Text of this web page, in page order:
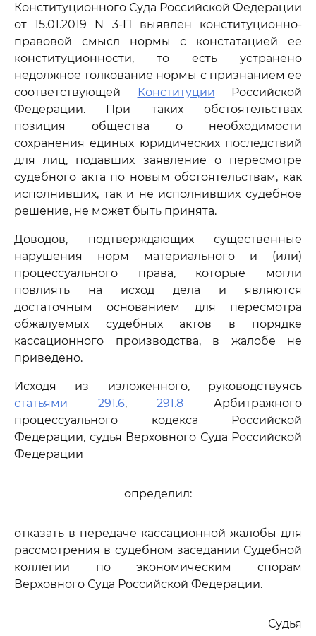
Конституционного Суда Российской Федерации
от 15.01.2019 N 3-П выявлен конституционно-
правовой смысл нормы с констатацией ее
конституционности, то есть устранено
недолжное толкование нормы с признанием ее
соответствующей
Конституции Российской
Федерации. При таких обстоятельствах
позиция общества о необходимости
сохранения единых юридических последствий
для лиц, подавших заявление о пересмотре
судебного акта по новым обстоятельствам, как
исполнивших, так и не исполнивших судебное
решение, не может быть принята.
Доводов, подтверждающих существенные
нарушения норм материального и (или)
процессуального права, которые могли
повлиять на исход дела и являются
достаточным основанием для пересмотра
обжалуемых судебных актов в порядке
кассационного производства, в жалобе не
приведено.
Исходя из изложенного, руководствуясь
статьями 291.6,291.8 Арбитражного
процессуального кодекса Российской
Федерации, судья Верховного Суда Российской
Федерации
определил:
отказать в передаче кассационной жалобы для
рассмотрения в судебном заседании Судебной
коллегии по экономическим спорам
Верховного Суда Российской Федерации.
Судья